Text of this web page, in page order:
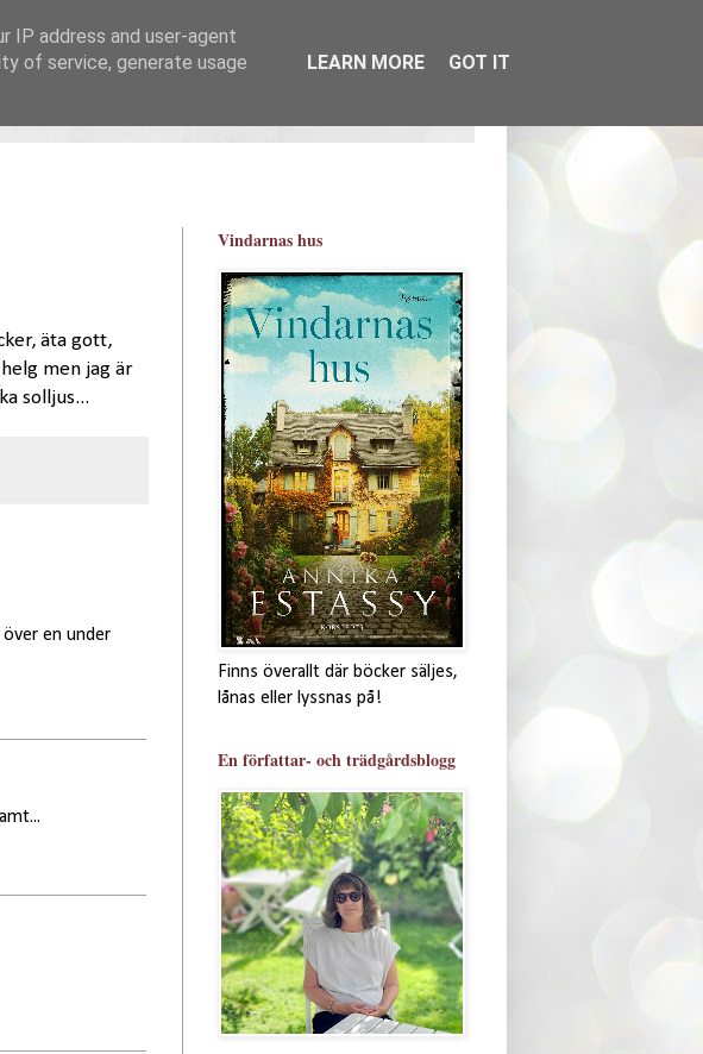
äta gott,
men jag är
solljus...
en under
Vindarnas hus
Finns överallt där böcker säljes,
lånas eller lyssnas på!
En författar- och trädgårdsblogg
IP address and user-agent
of service, generate usage
LEARN MORE GOT IT